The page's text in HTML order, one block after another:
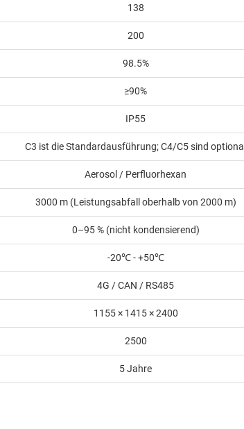
138
200
98.5%
≥90%
IP55
C3 ist die Standardausführung; C4/C5 sind optional
Aerosol / Perfluorhexan
3000 m (Leistungsabfall oberhalb von 2000 m)
0–95 % (nicht kondensierend)
-20℃ - +50℃
4G / CAN / RS485
1155 × 1415 × 2400
2500
5 Jahre